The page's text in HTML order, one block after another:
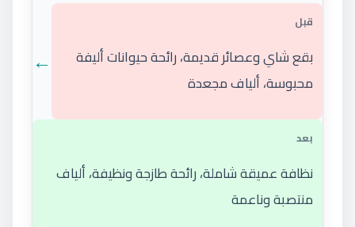
قبل
بقع شاي وعصائر قديمة، رائحة حيوانات أليفة
محبوسة، ألياف مجعدة
←
بعد
نظافة عميقة شاملة، رائحة طازجة ونظيفة، ألياف
منتصبة وناعمة